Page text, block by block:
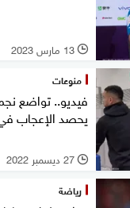
l 13 مارس 2023
منوعات
فيديو.. تواضع
يحصد الإعجاب
l 27 ديسمبر 2022
رياضة